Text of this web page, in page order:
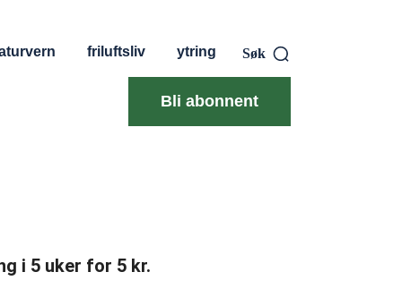
friluftsliv ytring Søk
Bli abonnent
i 5 uker for 5 kr.